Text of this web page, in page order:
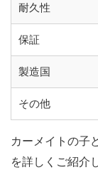
耐久性
保証
製造国
その他
カーメイトの子
を詳しくご紹介